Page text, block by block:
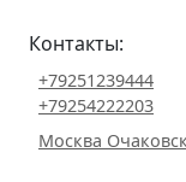
Контакты:
+79251239444
+79254222203
Москва